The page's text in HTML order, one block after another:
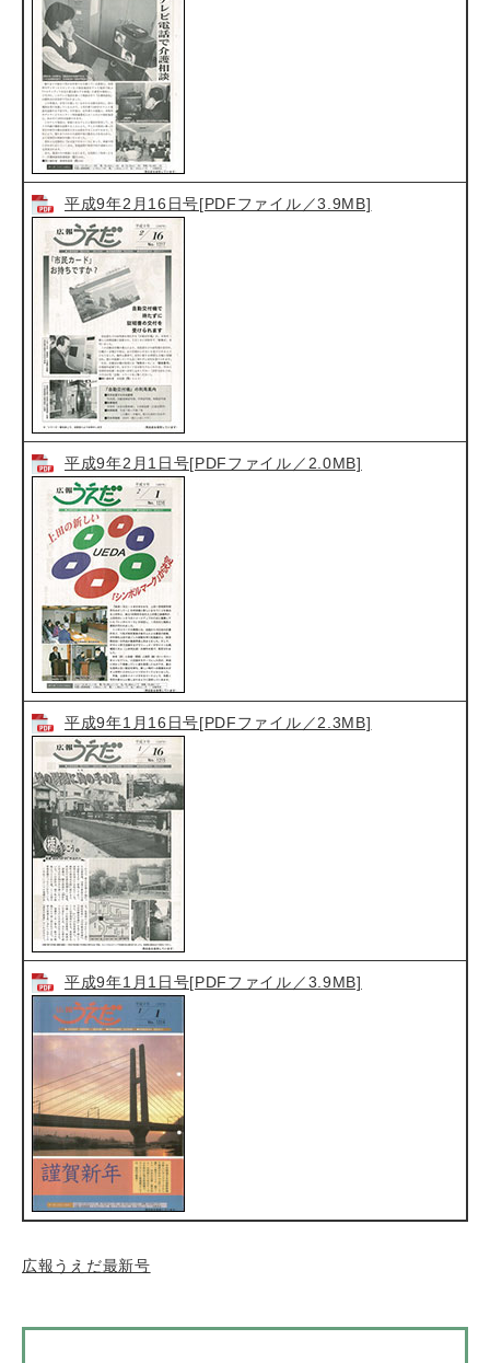
平成9年2月16日号[PDFファイル／3.9MB]
平成9年2月1日号[PDFファイル／2.0MB]
平成9年1月16日号[PDFファイル／2.3MB]
平成9年1月1日号[PDFファイル／3.9MB]
広報うえだ最新号